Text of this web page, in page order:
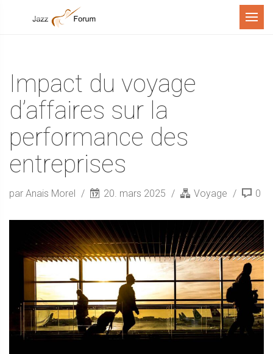
Menu
Impact du voyage
d’affaires sur la
performance des
entreprises
par Anais Morel 20. mars 2025 Voyage 0